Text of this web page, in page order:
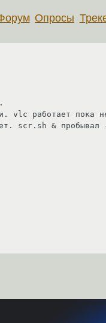
Опросы
vlc работает пока
scr.sh &